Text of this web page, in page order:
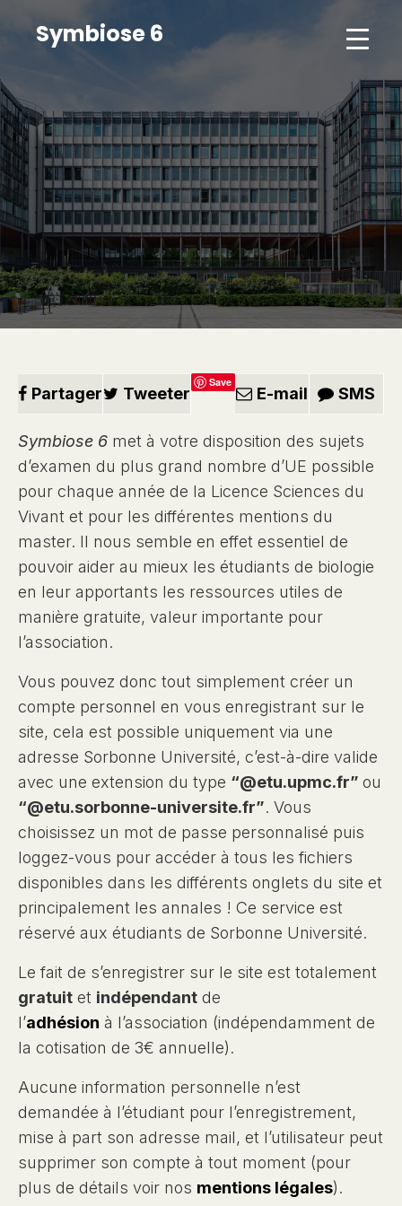
Symbiose 6
Partager Tweeter
Save
E-mail SMS
Symbiose 6 met à votre disposition des sujets
d’examen du plus grand nombre d’UE possible
pour chaque année de la Licence Sciences du
Vivant et pour les différentes mentions du
master. Il nous semble en effet essentiel de
pouvoir aider au mieux les étudiants de biologie
en leur apportants les ressources utiles de
manière gratuite, valeur importante pour
l’association.
Vous pouvez donc tout simplement créer un
compte personnel en vous enregistrant sur le
site, cela est possible uniquement via une
adresse Sorbonne Université, c’est-à-dire valide
avec une extension du type “@etu.upmc.fr” ou
“@etu.sorbonne-universite.fr”. Vous
choisissez un mot de passe personnalisé puis
loggez-vous pour accéder à tous les fichiers
disponibles dans les différents onglets du site et
principalement les annales ! Ce service est
réservé aux étudiants de Sorbonne Université.
Le fait de s’enregistrer sur le site est totalement
gratuit et indépendant de
l’adhésion à l’association (indépendamment de
la cotisation de 3€ annuelle).
Aucune information personnelle n’est
demandée à l’étudiant pour l’enregistrement,
mise à part son adresse mail, et l’utilisateur peut
supprimer son compte à tout moment (pour
plus de détails voir nos mentions légales).